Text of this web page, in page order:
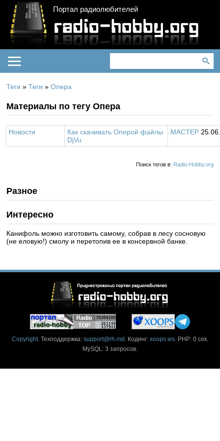
Портал радиолюбителей
Теги »Теги »Опера
Материалы по тегу Опера
Новости
Как скачивать Оперой файлы
DjVu
MACTEP
Поиск тегов в: Radio-Hobby.org
Разное
Интересно
Канифоль можно изготовить самому, собрав в лесу сосновую
(не еловую!) смолу и перетопив ее в консервной банке.
Copyright. Техподдержка: support@rh.md . Кодинг: xoops.ws. PHP: 0 сек.
MySQL: 3 запросов.